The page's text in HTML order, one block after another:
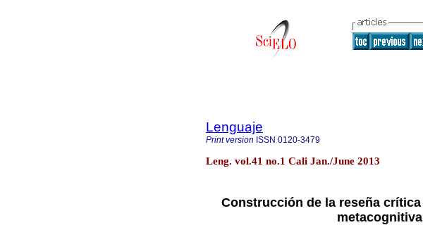
Lenguaje
Print version ISSN 0120-3479
Leng. vol.41 no.1 Cali Jan./June 2013
Construcción de la reseña